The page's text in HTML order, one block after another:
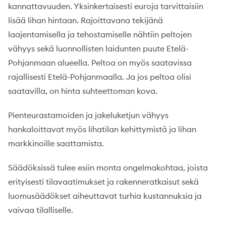
kannattavuuden. Yksinkertaisesti euroja tarvittaisiin
lisää lihan hintaan. Rajoittavana tekijänä
laajentamisella ja tehostamiselle nähtiin peltojen
vähyys sekä luonnollisten laidunten puute Etelä-
Pohjanmaan alueella. Peltoa on myös saatavissa
rajallisesti Etelä-Pohjanmaalla. Ja jos peltoa olisi
saatavilla, on hinta suhteettoman kova.
Pienteurastamoiden ja jakeluketjun vähyys
hankaloittavat myös lihatilan kehittymistä ja lihan
markkinoille saattamista.
Säädöksissä tulee esiin monta ongelmakohtaa, joista
erityisesti tilavaatimukset ja rakenneratkaisut sekä
luomusäädökset aiheuttavat turhia kustannuksia ja
vaivaa tilalliselle.